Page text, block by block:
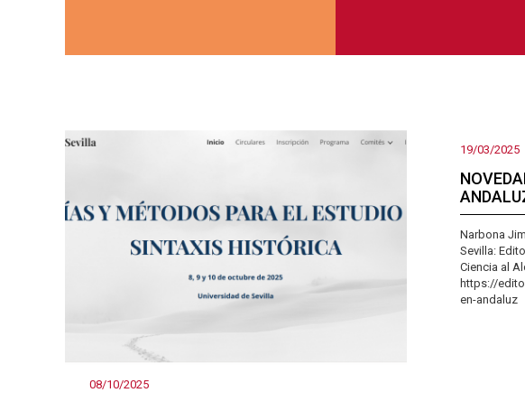
08/10/2025
19/03/2025
Narbona
Sevilla:
Ciencia al
https://
en-andaluz